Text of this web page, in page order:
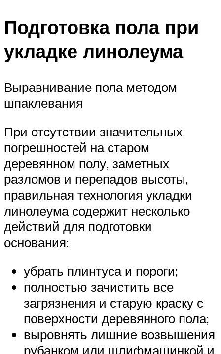
Подготовка пола при
укладке линолеума
Выравнивание пола методом
шпаклевания
При отсутствии значительных
погрешностей на старом
деревянном полу, заметных
разломов и перепадов высоты,
правильная технология укладки
линолеума содержит несколько
действий для подготовки
основания:
убрать плинтуса и пороги;
полностью зачистить все
загрязнения и старую краску с
поверхности деревянного пола;
выровнять лишние возвышения
рубанком или шлифмашинкой и